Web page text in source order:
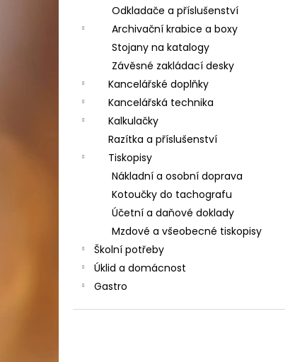
Odkladače a příslušenství
Archivační krabice a boxy
Stojany na katalogy
Závěsné zakládací desky
Kancelářské doplňky
Kancelářská technika
Kalkulačky
Razítka a příslušenství
Tiskopisy
Nákladní a osobní doprava
Kotoučky do tachografu
Účetní a daňové doklady
Mzdové a všeobecné tiskopisy
Školní potřeby
Úklid a domácnost
Gastro